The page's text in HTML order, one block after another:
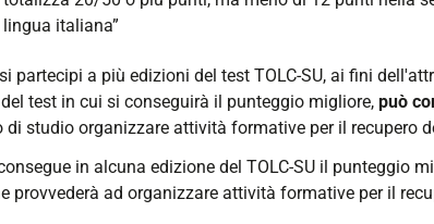
lingua italiana”
partecipi a più edizioni del test TOLC-SU, ai fini
test in cui si conseguirà il punteggio migliore, può
di studio organizzare attività formative per il recupero
in alcuna edizione del TOLC-SU il punteggio
provvederà ad organizzare attività formative per il